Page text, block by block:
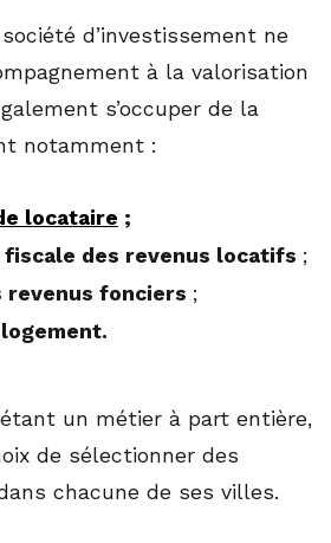
d’investissement ne
à la valorisation
s’occuper de la
notamment :
locataire ;
fiscale des revenus locatifs ;
revenus fonciers ;
un métier à part entière,
de sélectionner des
chacune de ses villes.